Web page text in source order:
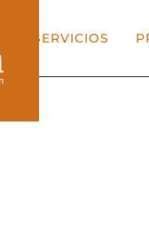
SERVICIOS